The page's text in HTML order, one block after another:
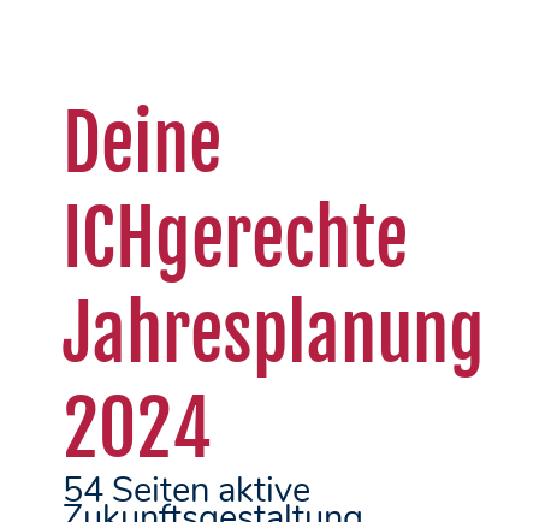
Deine
ICHgerechte
Jahresplanung
2024
54 Seiten aktive